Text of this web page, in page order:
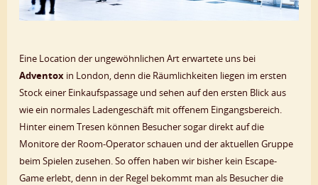
Eine Location der ungewöhnlichen Art erwartete uns bei
Adventox in London, denn die Räumlichkeiten liegen im ersten
Stock einer Einkaufspassage und sehen auf den ersten Blick aus
wie ein normales Ladengeschäft mit offenem Eingangsbereich.
Hinter einem Tresen können Besucher sogar direkt auf die
Monitore der Room-Operator schauen und der aktuellen Gruppe
beim Spielen zusehen. So offen haben wir bisher kein Escape-
Game erlebt, denn in der Regel bekommt man als Besucher die